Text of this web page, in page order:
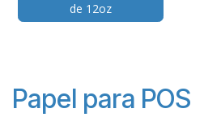
de 12oz
Papel para POS